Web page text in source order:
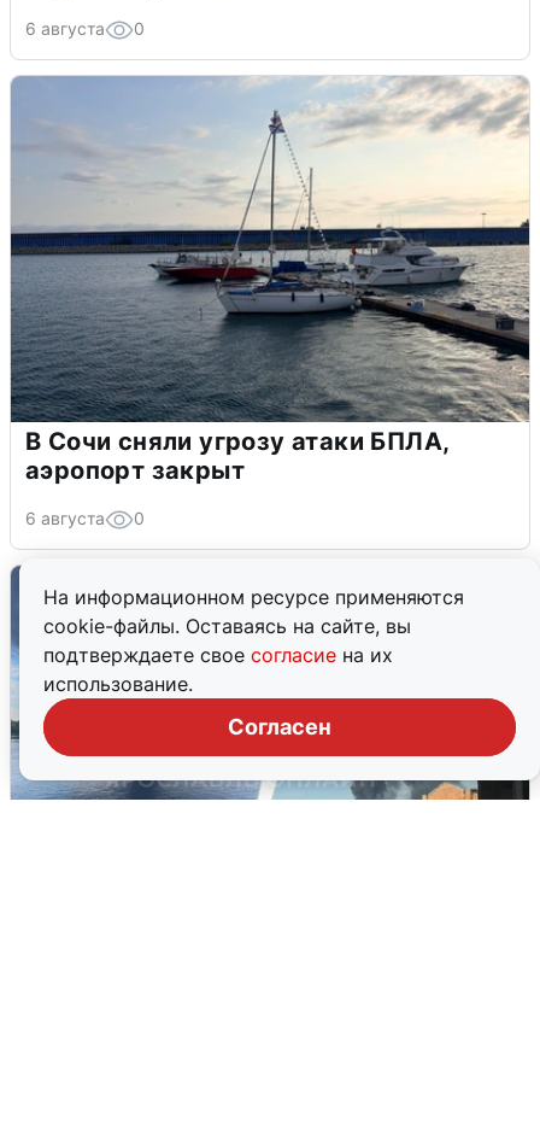
На информационном ресурсе применяются
cookie-файлы. Оставаясь на сайте, вы
подтверждаете свое согласие на их
использование.
Согласен
6 августа 0
В Сочи сняли угрозу атаки БПЛА,
аэропорт закрыт
6 августа 0